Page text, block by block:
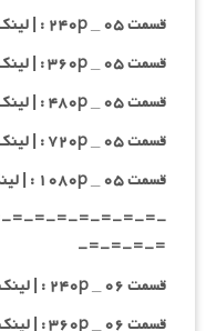
قسمت ۰۵ _ ۲۴۰p : | لینک مستقیم |
قسمت ۰۵ _ ۳۶۰p : | لینک مستقیم |
قسمت ۰۵ _ ۴۸۰p : | لینک مستقیم |
قسمت ۰۵ _ ۷۲۰p : | لینک مستقیم |
قسمت ۰۵ _ ۱۰۸۰p : | لینک مستقیم |
=-=-=-=-=-=-=-
=-=-=-=-
قسمت ۰۶ _ ۲۴۰p : | لینک مستقیم |
قسمت ۰۶ _ ۳۶۰p : | لینک مستقیم |